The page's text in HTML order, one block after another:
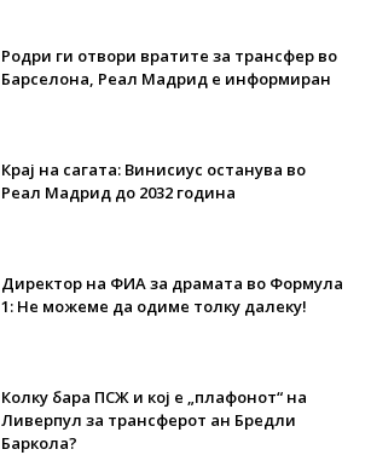
Родри ги отвори вратите за трансфер во
Барселона, Реал Мадрид е информиран
Крај на сагата: Винисиус останува во
Реал Мадрид до 2032 година
Директор на ФИА за драмата во Формула
1: Не можеме да одиме толку далеку!
Колку бара ПСЖ и кој е „плафонот“ на
Ливерпул за трансферот ан Бредли
Баркола?